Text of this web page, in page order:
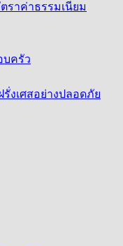
ราค่าธรรมเนียม
บครัว
งเศสอย่างปลอดภัย